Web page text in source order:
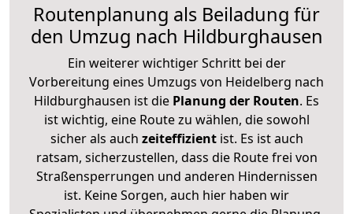
Routenplanung als Beiladung für
den Umzug nach Hildburghausen
Ein weiterer wichtiger Schritt bei der
Vorbereitung eines Umzugs von Heidelberg nach
Hildburghausen ist die Planung der Routen. Es
ist wichtig, eine Route zu wählen, die sowohl
sicher als auch zeiteffizientist. Es ist auch
ratsam, sicherzustellen, dass die Route frei von
Straßensperrungen und anderen Hindernissen
ist. Keine Sorgen, auch hier haben wir